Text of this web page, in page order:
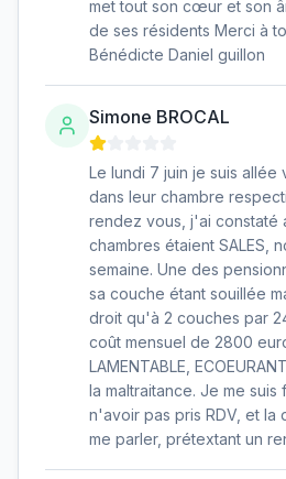
met tout son cœur et son
de ses résidents Merci à
Bénédicte Daniel guillon
Simone BROCAL
Le lundi 7 juin je suis allée
dans leur chambre
rendez vous, j'ai constaté
chambres étaient SALES,
semaine. Une des
sa couche étant souillée
droit qu'à 2 couches par
coût mensuel de 2800
LAMENTABLE,
la maltraitance. Je me
n'avoir pas pris RDV, et la
me parler, prétextant un